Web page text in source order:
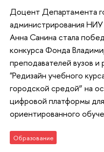
Доцент Департамента
администрирования
Анна Санина стала
конкурса Фонда
преподавателей вузов и
"Редизайн учебного
городской средой” на
цифровой платформы
ориентированного
Образование